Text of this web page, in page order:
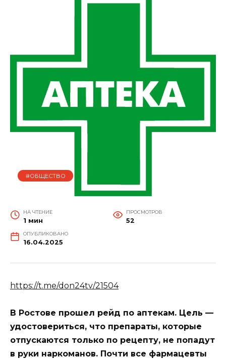
#ОБЩЕСТВО
НА ЧТЕНИЕ
1 мин
ПРОСМОТРОВ
52
ОПУБЛИКОВАНО
16.04.2025
https://t.me/don24tv/21504
В Ростове прошел рейд по аптекам. Цель —
удостовериться, что препараты, которые
отпускаются только по рецепту, не попадут
в руки наркоманов. Почти все фармацевты